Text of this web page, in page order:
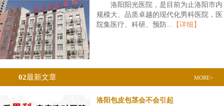
洛阳阳光医院，是目前为止洛阳市内
规模大、品质卓越的现代化男科医院，医
院集医疗、科研、预防...
【详细】
02最新文章 MORE+
洛阳包皮包茎会不会引起